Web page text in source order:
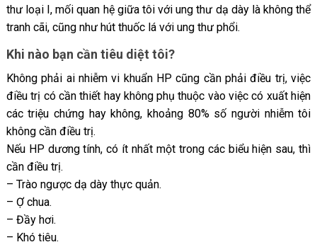
thư loại I, mối quan hệ giữa tôi với ung thư dạ dày là không thể
tranh cãi, cũng như hút thuốc lá với ung thư phổi.
Khi nào bạn cần tiêu diệt tôi?
Không phải ai nhiễm vi khuẩn HP cũng cần phải điều trị, việc
điều trị có cần thiết hay không phụ thuộc vào việc có xuất hiện
các triệu chứng hay không, khoảng 80% số người nhiễm tôi
không cần điều trị.
Nếu HP dương tính, có ít nhất một trong các biểu hiện sau, thì
cần điều trị.
– Trào ngược dạ dày thực quản.
– Ợ chua.
– Đầy hơi.
– Khó tiêu.